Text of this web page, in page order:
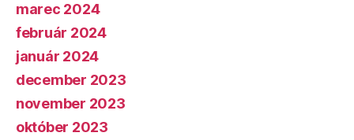
marec 2024
február 2024
január 2024
december 2023
november 2023
október 2023